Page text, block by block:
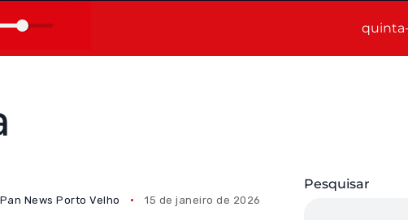
News Porto Velho 15 de janeiro de 2026
Pesquisar